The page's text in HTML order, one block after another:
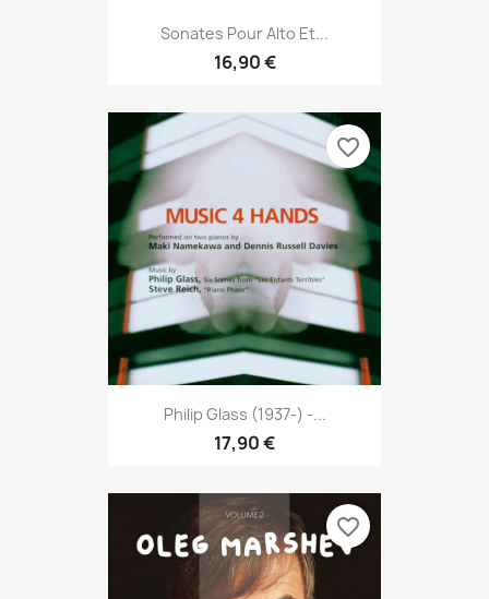
Sonates Pour Alto Et...
16,90 €
Philip Glass (1937-) -...
17,90 €
favorite_border
favorite_border